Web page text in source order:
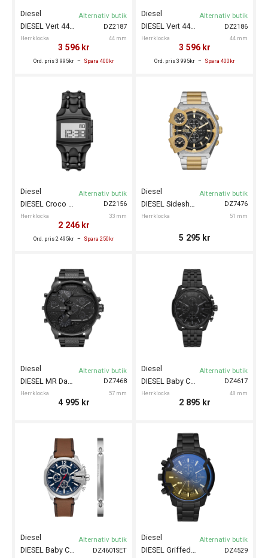
DZ2187
Diesel
Herrklocka 44 mm
DIESEL Vert 44mm
Alternativ butik
3 596 kr
Ord. pris 3 995kr Spara 400kr
DZ2186
Diesel
Herrklocka 44 mm
DIESEL Vert 44mm
Alternativ butik
3 596 kr
Ord. pris 3 995kr Spara 400kr
DZ2156
Diesel
Herrklocka 33 mm
Alternativ butik
2 246 kr
Ord. pris 2 495kr Spara 250kr
DZ7476
Diesel
Herrklocka 51 mm
Alternativ butik
5 295 kr
DZ7468
Diesel
Herrklocka 57 mm
Alternativ butik
4 995 kr
DZ4617
Diesel
Herrklocka 48 mm
DIESEL Baby Chief 48mm
Alternativ butik
2 895 kr
DZ4601SET
Diesel
DIESEL Baby Chief 43mm Gift Set
Alternativ butik
DZ4529
Diesel
DIESEL Griffed 48mm
Alternativ butik